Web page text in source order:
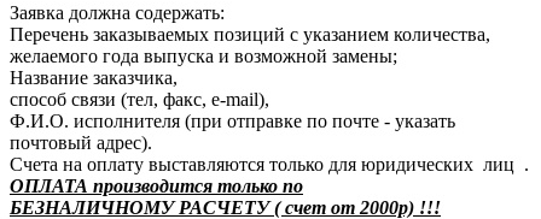
Заявка должна содержать:
Перечень заказываемых позиций с указанием количества,
желаемого года выпуска и возможной замены;
Название заказчика,
способ связи (тел, факс, e-mail),
Ф.И.О. исполнителя (при отправке по почте - указать
почтовый адрес).
Счета на оплату выставляются только для юридических лиц .
ОПЛАТА производится только по
БЕЗНАЛИЧНОМУ РАСЧЕТУ ( счет от 2000р) !!!